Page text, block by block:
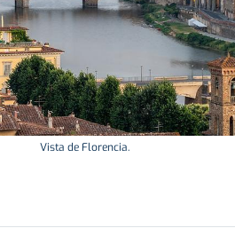
Vista de Florencia.